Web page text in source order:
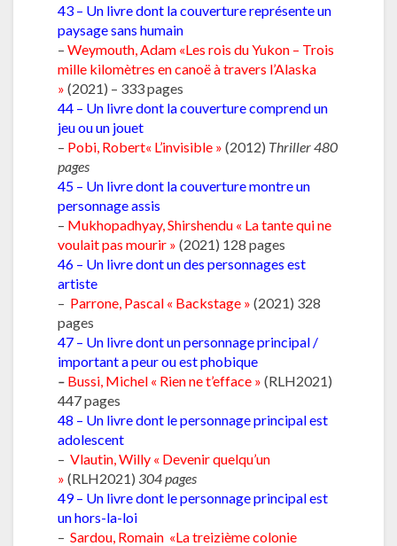
43 – Un livre dont la couverture représente un
paysage sans humain
– Weymouth, Adam «Les rois du Yukon – Trois
mille kilomètres en canoë à travers l’Alaska
» (2021) – 333 pages
44 – Un livre dont la couverture comprend un
jeu ou un jouet
– Pobi, Robert« L’invisible » (2012) Thriller480
pages
45 – Un livre dont la couverture montre un
personnage assis
– Mukhopadhyay, Shirshendu « La tante qui ne
voulait pas mourir » (2021) 128 pages
46 – Un livre dont un des personnages est
artiste
– Parrone, Pascal « Backstage » (2021) 328
pages
47 – Un livre dont un personnage principal /
important a peur ou est phobique
– Bussi, Michel « Rien ne t’efface » (RLH2021)
447 pages
48 – Un livre dont le personnage principal est
adolescent
– Vlautin, Willy « Devenir quelqu’un
» (RLH2021) 304 pages
49 – Un livre dont le personnage principal est
un hors-la-loi
– Sardou, Romain «La treizième colonie